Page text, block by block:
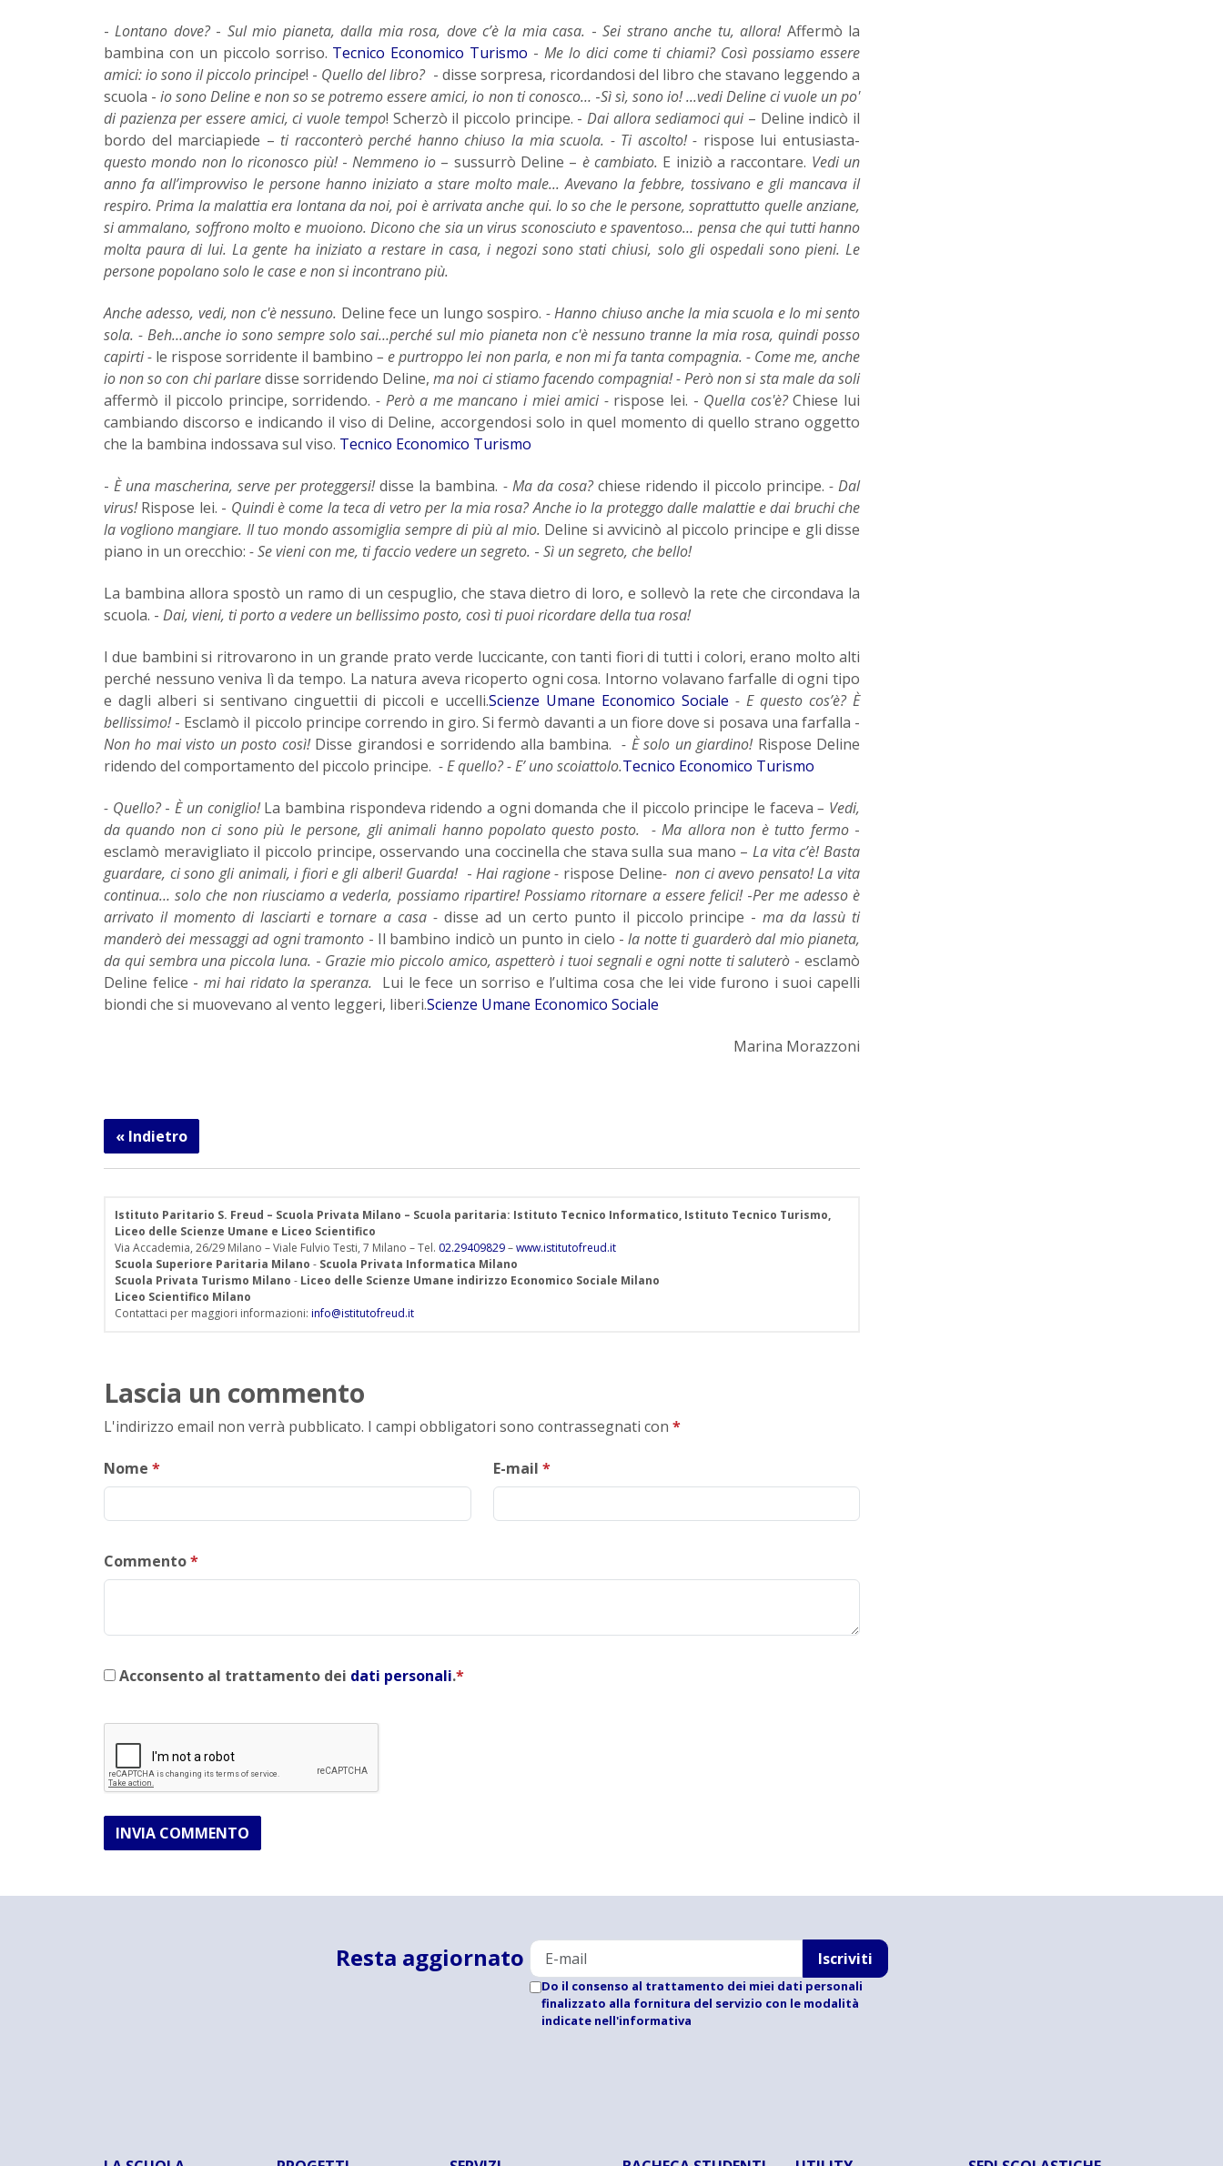
-Lontano dove? - Sul mio pianeta, dalla mia rosa, dove c’è la mia casa. -Sei strano anche tu, allora!Affermò la
bambina con un piccolo sorriso. Tecnico Economico Turismo - Me lo dici come ti chiami? Così possiamo essere
amici: io sono il piccolo principe! - Quello del libro? - disse sorpresa, ricordandosi del libro che stavano leggendo a
scuola - io sono Deline e non so se potremo essere amici, io non ti conosco… -Sì sì, sono io! ...vedi Deline ci vuole un po'
di pazienza per essere amici, ci vuole tempo! Scherzò il piccolo principe. -Dai allora sediamoci qui– Deline indicò il
bordo del marciapiede – ti racconterò perché hanno chiuso la mia scuola. - Ti ascolto! - rispose lui entusiasta-
questo mondo non lo riconosco più! -Nemmeno io– sussurrò Deline – è cambiato. E iniziò a raccontare. Vedi un
anno fa all’improvviso le persone hanno iniziato a stare molto male... Avevano la febbre, tossivano e gli mancava il
respiro. Prima la malattia era lontana da noi, poi è arrivata anche qui. Io so che le persone, soprattutto quelle anziane,
si ammalano, soffrono molto e muoiono. Dicono che sia un virus sconosciuto e spaventoso… pensa che qui tutti hanno
molta paura di lui. La gente ha iniziato a restare in casa, i negozi sono stati chiusi, solo gli ospedali sono pieni. Le
persone popolano solo le case e non si incontrano più.
Anche adesso, vedi, non c'è nessuno. Deline fece un lungo sospiro. - Hanno chiuso anche la mia scuola e Io mi sento
sola.- Beh…anche io sono sempre solo sai…perché sul mio pianeta non c'è nessuno tranne la mia rosa, quindi posso
capirti - le rispose sorridente il bambino – e purtroppo lei non parla, e non mi fa tanta compagnia. - Come me, anche
io non so con chi parlaredisse sorridendo Deline, ma noi ci stiamo facendo compagnia!- Però non si sta male da soli
affermò il piccolo principe, sorridendo. - Però a me mancano i miei amici - rispose lei. - Quella cos'è?Chiese lui
cambiando discorso e indicando il viso di Deline, accorgendosi solo in quel momento di quello strano oggetto
che la bambina indossava sul viso. Tecnico Economico Turismo
-È una mascherina, serve per proteggersi!disse la bambina. - Ma da cosa?chiese ridendo il piccolo principe. - Dal
virus!Rispose lei. - Quindi ècome la teca di vetro per la mia rosa? Anche io la proteggo dalle malattie e dai bruchi che
la vogliono mangiare. Il tuo mondo assomiglia sempre di più al mio. Deline si avvicinò al piccolo principe e gli disse
piano in un orecchio: - Se vieni con me, ti faccio vedere un segreto. - Sì un segreto, che bello!
La bambina allora spostò un ramo di un cespuglio, che stava dietro di loro, e sollevò la rete che circondava la
scuola. - Dai, vieni, ti porto a vedere un bellissimo posto, così ti puoi ricordare della tua rosa!
I due bambini si ritrovarono in un grande prato verde luccicante, con tanti fiori di tutti i colori, erano molto alti
perché nessuno veniva lì da tempo. La natura aveva ricoperto ogni cosa. Intorno volavano farfalle di ogni tipo
e dagli alberi si sentivano cinguettii di piccoli e uccelli.Scienze Umane Economico Sociale - E questo cos’è? È
bellissimo!- Esclamò il piccolo principe correndo in giro. Si fermò davanti a un fiore dove si posava una farfalla -
Non ho mai visto un posto così! Disse girandosi e sorridendo alla bambina. - È solo un giardino! Rispose Deline
ridendo del comportamento del piccolo principe. - E quello?- E’ uno scoiattolo.Tecnico Economico Turismo
- Quello?-È un coniglio!La bambina rispondeva ridendo a ogni domanda che il piccolo principe le faceva– Vedi,
da quando non ci sono più le persone, gli animali hanno popolato questo posto.
- Ma allora non è tutto fermo-
esclamò meravigliato il piccolo principe, osservando una coccinella che stava sulla sua mano –La vita c’è! Basta
guardare, ci sono gli animali, i fiori e gli alberi! Guarda! -Hai ragione - rispose Deline- non ci avevo pensato! La vita
continua… solo che non riusciamo a vederla, possiamo ripartire! Possiamo ritornare a essere felici! -Per me adesso è
arrivato il momento di lasciarti e tornare a casa -disse ad un certo punto il piccolo principe -ma da lassù ti
manderò dei messaggi ad ogni tramonto - Il bambino indicò un punto in cielo -la notte ti guarderò dal mio pianeta,
da qui sembra una piccola luna. - Grazie mio piccolo amico, aspetterò i tuoi segnali e ogni notte ti saluterò - esclamò
Deline felice - mi hai ridato la speranza. Lui le fece un sorriso e l’ultima cosa che lei vide furono i suoi capelli
biondi che si muovevano al vento leggeri, liberi.Scienze Umane Economico Sociale
Marina Morazzoni
« Indietro
Istituto Paritario S. Freud – Scuola Privata Milano – Scuola paritaria: Istituto Tecnico Informatico, Istituto Tecnico Turismo,
Liceo delle Scienze Umane e Liceo Scientifico
Via Accademia, 26/29 Milano – Viale Fulvio Testi, 7 Milano – Tel. 02.29409829–www.istitutofreud.it
Scuola Superiore Paritaria Milano - Scuola Privata Informatica Milano
Scuola Privata Turismo Milano - Liceo delle Scienze Umane indirizzo Economico Sociale Milano
Liceo Scientifico Milano
Contattaci per maggiori informazioni: info@istitutofreud.it
Lascia un commento
L'indirizzo email non verrà pubblicato. I campi obbligatori sono contrassegnati con *
Nome * E-mail *
Commento*
Acconsento al trattamento dei dati personali.*
INVIA COMMENTO
Resta aggiornato Iscriviti
Do il consenso al trattamento dei miei dati personali
finalizzato alla fornitura del servizio con le modalità
indicate nell'informativa